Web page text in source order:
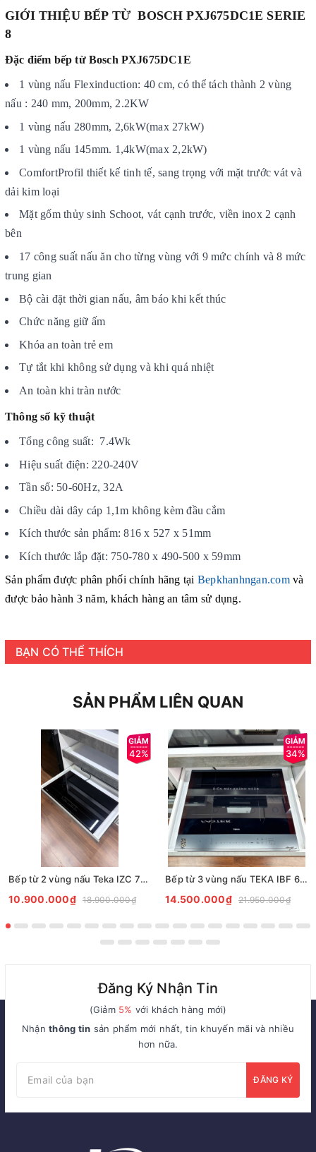
GIỚI THIỆU BẾP TỪ BOSCH PXJ675DC1E SERIE
8
Đặc điểm bếp từ Bosch PXJ675DC1E
1 vùng nấu Flexinduction: 40 cm, có thể tách thành 2 vùng
nấu : 240 mm, 200mm, 2.2KW
1 vùng nấu 280mm, 2,6kW(max 27kW)
1 vùng nấu 145mm. 1,4kW(max 2,2kW)
ComfortProfil thiết kế tinh tế, sang trọng với mặt trước vát và
dải kim loại
Mặt gốm thủy sinh Schoot, vát cạnh trước, viền inox 2 cạnh
bên
17 công suất nấu ăn cho từng vùng với 9 mức chính và 8 mức
trung gian
Bộ cài đặt thời gian nấu, âm báo khi kết thúc
Chức năng giữ ấm
Khóa an toàn trẻ em
Tự tắt khi không sử dụng và khi quá nhiệt
An toàn khi tràn nước
Thông số kỹ thuật
Tổng công suất: 7.4Wk
Hiệu suất điện: 220-240V
Tần số: 50-60Hz, 32A
Chiều dài dây cáp 1,1m không kèm đầu cắm
Kích thước sản phẩm: 816 x 527 x 51mm
Kích thước lắp đặt: 750-780 x 490-500 x 59mm
Sản phẩm được phân phối chính hãng tại Bepkhanhngan.comvà
được bảo hành 3 năm, khách hàng an tâm sử dụng.
BẠN CÓ THỂ THÍCH
SẢN PHẨM LIÊN QUAN
42%
Bếp từ 2 vùng nấu Teka IZC 72610 MST BK
10.900.000₫ 18.900.000₫
34%
Bếp từ 3 vùng nấu TEKA IBF 63 FST VG
14.500.000₫ 21.950.000₫
Đăng Ký Nhận Tin
(Giảm 5% với khách hàng mới)
Nhậnthông tin sản phẩm mới nhất, tin khuyến mãi và nhiều
hơn nữa.
ĐĂNG KÝ